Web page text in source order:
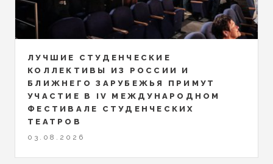
ЛУЧШИЕ СТУДЕНЧЕСКИЕ
КОЛЛЕКТИВЫ ИЗ РОССИИ И
БЛИЖНЕГО ЗАРУБЕЖЬЯ ПРИМУТ
УЧАСТИЕ В IV МЕЖДУНАРОДНОМ
ФЕСТИВАЛЕ СТУДЕНЧЕСКИХ
ТЕАТРОВ
03.08.2026